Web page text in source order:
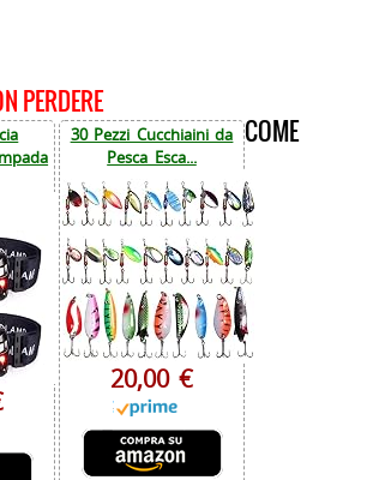
PERDERE
30 Pezzi Cucchiaini da
Pesca Esca...
20,00 €
COME